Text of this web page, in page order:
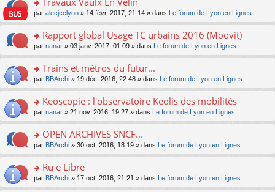
nt
ré
c
e
nt
le
pl
u
ré
c
e
nt
n
le
pl
u
ré
c
e
nt
a
g
e
n
n
le
pl
u
ré
c
e
nt
m
e
a
g
e
n
n
le
pl
u
ré
c
e
nt
ult
er
le
m
e
a
g
e
n
n
le
pl
u
ré
c
o
n
ult
er
le
m
e
a
g
e
n
n
le
pl
u
par alecjcclyon » 14 févr. 2017, 21:14 » dans Le forum de Lyon en Lignes
o
n
ult
er
le
m
e
a
g
e
n
n
Rapport global Usage TC urbains 2016 (Moovit)
par nanar » 03 janv. 2017, 01:09 » dans Le forum de Lyon en Lignes
o
n
ult
er
le
m
e
a
g
e
Trains et métros du futur...
par BBArchi » 19 déc. 2016, 22:48 » dans Le forum de Lyon en Lignes
o
n
ult
er
le
m
e
Keoscopie : l'observatoire Keolis des mobilités
par nanar » 21 nov. 2016, 19:27 » dans Le forum de Lyon en Lignes
o
n
ult
er
OPEN ARCHIVES SNCF...
par BBArchi » 30 oct. 2016, 18:19 » dans Le forum de Lyon en Lignes
o
n
Ru e Libre
par BBArchi » 17 oct. 2016, 21:21 » dans Le forum de Lyon en Lignes